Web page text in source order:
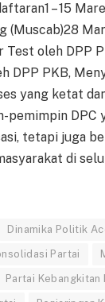
– 15
(Muscab)28
Test oleh DPP
DPP PKB,
yang ketat
pemimpin DPC
tetapi juga
di
Dinamika Politik
Partai
Partai Kebangkitan